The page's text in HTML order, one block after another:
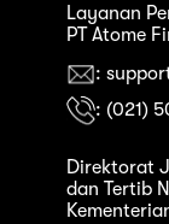
Layanan
PT Atome
:
: (021)
Direktorat
dan Tertib